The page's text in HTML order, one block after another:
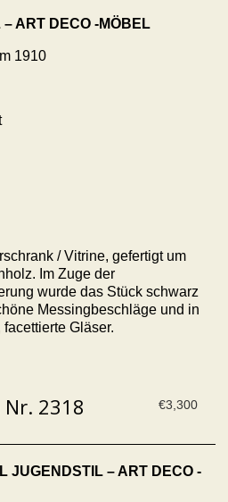
ART DECO -MÖBEL
1910
/ Vitrine, gefertigt um
Im Zuge der
wurde das Stück schwarz
Messingbeschläge und in
Gläser.
€3,300
2318
JUGENDSTIL – ART DECO -